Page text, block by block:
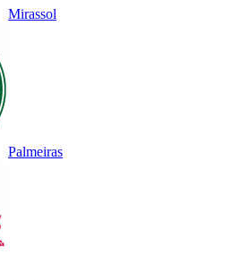
Mirassol
Palmeiras